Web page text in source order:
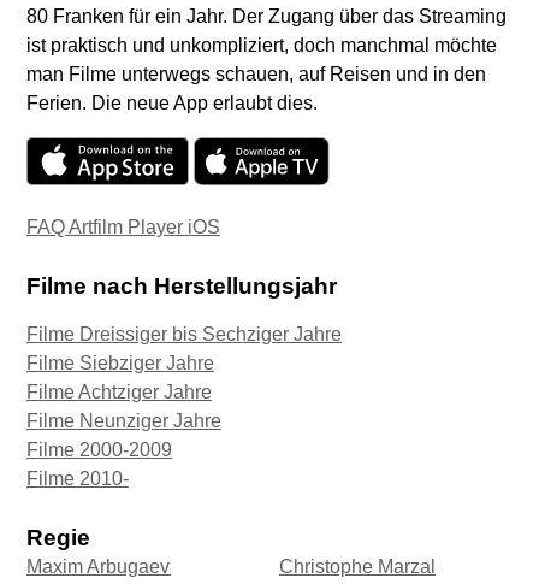
80 Franken für ein Jahr. Der Zugang über das Streaming
ist praktisch und unkompliziert, doch manchmal möchte
man Filme unterwegs schauen, auf Reisen und in den
Ferien. Die neue App erlaubt dies.
FAQ Artfilm Player iOS
Filme nach Herstellungsjahr
Filme Dreissiger bis Sechziger Jahre
Filme Siebziger Jahre
Filme Achtziger Jahre
Filme Neunziger Jahre
Filme 2000-2009
Filme 2010-
Regie
Maxim Arbugaev
Christophe Marzal